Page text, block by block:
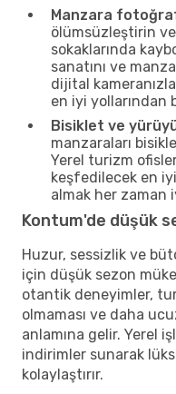
Manzara
ölümsüzleştirin
sokaklarında
sanatını ve
dijital
en iyi yollarından
Bisiklet ve
manzaraları
Yerel turizm
keşfedilecek en
almak her zaman
Kontum'de düşük
Huzur, sessizlik ve
için düşük sezon
otantik deneyimler,
olmaması ve daha
anlamına gelir. Yerel
indirimler sunarak lüks
kolaylaştırır.